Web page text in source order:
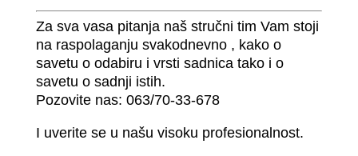
Za sva vasa pitanja naš stručni tim Vam stoji
na raspolaganju svakodnevno , kako o
savetu o odabiru i vrsti sadnica tako i o
savetu o sadnji istih.
Pozovite nas: 063/70-33-678
I uverite se u našu visoku profesionalnost.